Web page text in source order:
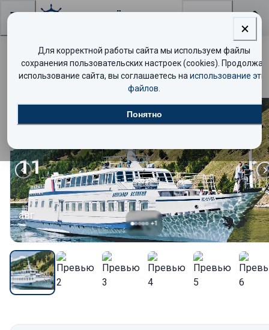
Байкальские Дюны
+1
11
авг
Для корректной работы сайта мы используем файлы
сохранения пользовательских настроек (cookies). Продолжая
использование сайта, вы соглашаетесь на использование
файлов
Понятно